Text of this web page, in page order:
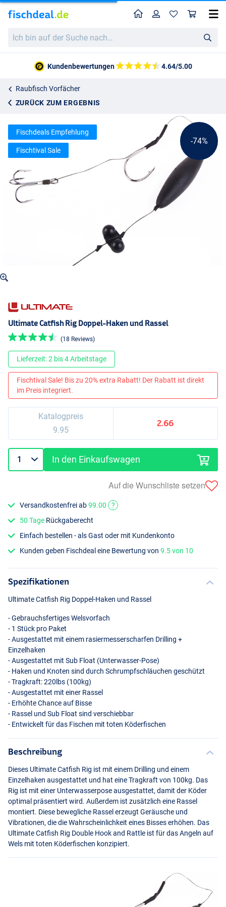
bin
HomeProfil
Kundenbewertungen 4.64/5.00
Raubfisch Vorfächer
ZURÜCK ZUM ERGEBNIS
Ultimate Catfish Rig Doppel-Haken und Rassel
9.95
-74%
Fischdeals Empfehlung
Fischtival Sale
Ultimate Catfish Rig Doppel-Haken und Rassel
(18 Reviews)
Lieferzeit: 2 bis 4 Arbeitstage
Fischtival Sale! Bis zu 20% extra Rabatt! Der Rabatt ist direkt
im Preis integriert.
Katalogpreis
9.95
2.66
In den Einkaufswagen
Auf die Wunschliste setzen
Versandkostenfrei ab99.00
?
50 Tage Rückgaberecht
Einfach bestellen - als Gast oder mit Kundenkonto
Kunden geben Fischdeal eine Bewertung von9.5 von 10
Spezifikationen
Ultimate Catfish Rig Doppel-Haken und Rassel
- Gebrauchsfertiges Welsvorfach
- 1 Stück pro Paket
- Ausgestattet mit einem rasiermesserscharfen Drilling +
Einzelhaken
- Ausgestattet mit Sub Float (Unterwasser-Pose)
- Haken und Knoten sind durch Schrumpfschläuchen geschützt
- Tragkraft: 220lbs (100kg)
- Ausgestattet mit einer Rassel
- Erhöhte Chance auf Bisse
- Rassel und Sub Float sind verschiebbar
- Entwickelt für das Fischen mit toten Köderfischen
Beschreibung
Dieses Ultimate Catfish Rig ist mit einem Drilling und einem
Einzelhaken ausgestattet und hat eine Tragkraft von 100kg. Das
Rig ist mit einer Unterwasserpose ausgestattet, damit der Köder
optimal präsentiert wird. Außerdem ist zusätzlich eine Rassel
montiert. Diese bewegliche Rassel erzeugt Geräusche und
Vibrationen, die die Wahrscheinlichkeit eines Bisses erhöhen. Das
Ultimate Catfish Rig Double Hook and Rattle ist für das Angeln auf
Wels mit toten Köderfischen konzipiert.